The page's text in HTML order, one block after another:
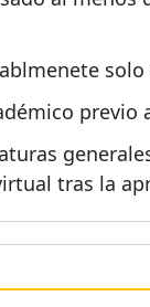
tras la